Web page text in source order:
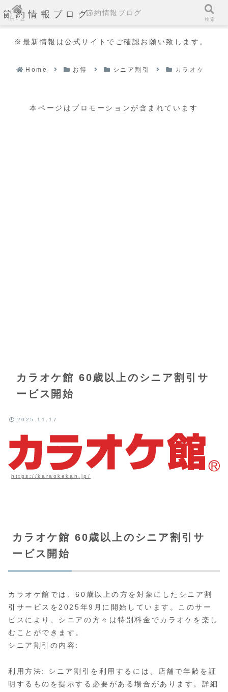
節約情報ブログ
※最新情報は公式サイトでご確認お願い致します。
Home お得 シニア割引 カラオケ
本ページはプロモーションが含まれています
カラオケ館 60歳以上のシニア割引サ
ービス開始
2025.11.17
https://karaokekan.jp/
カラオケ館 60歳以上のシニア割引サ
ービス開始
カラオケ館では、60歳以上の方を対象にしたシニア割
引サービスを2025年9月に開始しています。このサー
ビスにより、シニアの方々は特別料金でカラオケを楽し
むことができます。
シニア割引の内容:
利用方法: シニア割引を利用するには、店舗で年齢を証
明するものを提示する必要がある場合があります。詳細
ホーム
節約情報ブログ
検索